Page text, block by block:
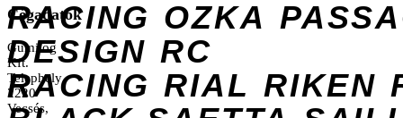
RACING OZKA
DESIGN RC
RACING RIAL RIKEN
Cégadatok
Gumilog
Kft.
Telephely
2220
Vecsés,